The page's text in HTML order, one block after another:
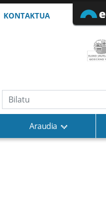
KONTAKTUA
Bilaketa
Araudia